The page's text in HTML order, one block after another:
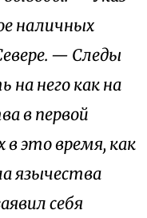
наличных
— Следы
него как на
в первой
в это время, как
язычества
себя